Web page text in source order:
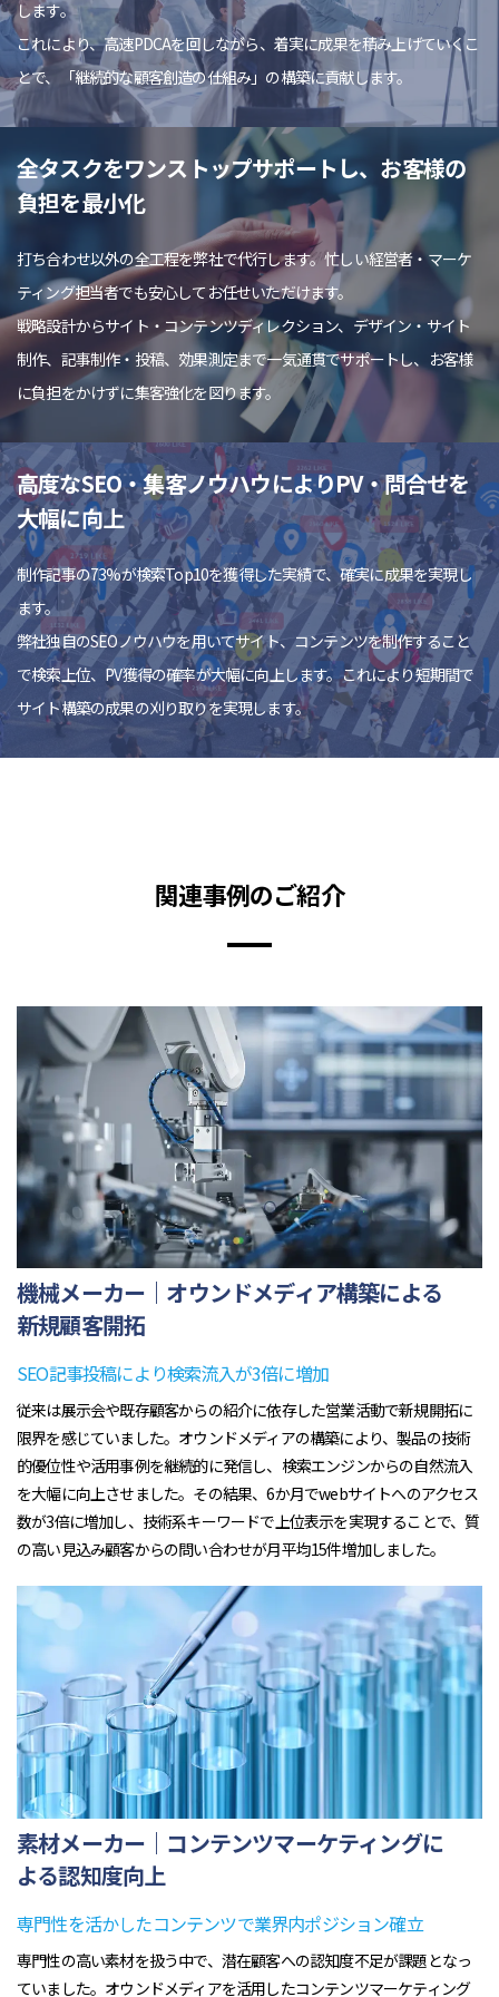
します。
これにより、高速PDCAを回しながら、着実に成果を積み上げていくこ
とで、「継続的な顧客創造の仕組み」の構築に貢献します。
全タスクをワンストップサポートし、お客様の
負担を最小化
打ち合わせ以外の全工程を弊社で代行します。忙しい経営者・マーケ
ティング担当者でも安心してお任せいただけます。
戦略設計からサイト・コンテンツディレクション、デザイン・サイト
制作、記事制作・投稿、効果測定まで一気通貫でサポートし、お客様
に負担をかけずに集客強化を図ります。
高度なSEO・集客ノウハウによりPV・問合せを
大幅に向上
制作記事の73%が検索Top10を獲得した実績で、確実に成果を実現し
ます。
弊社独自のSEOノウハウを用いてサイト、コンテンツを制作すること
で検索上位、PV獲得の確率が大幅に向上します。これにより短期間で
サイト構築の成果の刈り取りを実現します。
関連事例のご紹介
機械メーカー｜オウンドメディア構築による
新規顧客開拓
SEO記事投稿により検索流入が3倍に増加
従来は展示会や既存顧客からの紹介に依存した営業活動で新規開拓に
限界を感じていました。オウンドメディアの構築により、製品の技術
的優位性や活用事例を継続的に発信し、検索エンジンからの自然流入
を大幅に向上させました。その結果、6か月でwebサイトへのアクセス
数が3倍に増加し、技術系キーワードで上位表示を実現することで、質
の高い見込み顧客からの問い合わせが月平均15件増加しました。
素材メーカー｜コンテンツマーケティングに
よる認知度向上
専門性を活かしたコンテンツで業界内ポジション確立
専門性の高い素材を扱う中で、潜在顧客への認知度不足が課題となっ
ていました。オウンドメディアを活用したコンテンツマーケティング